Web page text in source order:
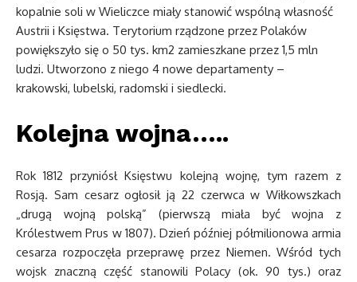
kopalnie soli w Wieliczce miały stanowić wspólną własność
Austrii i Księstwa. Terytorium rządzone przez Polaków
powiększyło się o 50 tys. km2 zamieszkane przez 1,5 mln
ludzi. Utworzono z niego 4 nowe departamenty –
krakowski, lubelski, radomski i siedlecki.
Kolejna wojna…..
Rok 1812 przyniósł Księstwu kolejną wojnę, tym razem z
Rosją. Sam cesarz ogłosił ją 22 czerwca w Wiłkowszkach
„drugą wojną polską” (pierwszą miała być wojna z
Królestwem Prus w 1807). Dzień później półmilionowa armia
cesarza rozpoczęła przeprawę przez Niemen. Wśród tych
wojsk znaczną część stanowili Polacy (ok. 90 tys.) oraz